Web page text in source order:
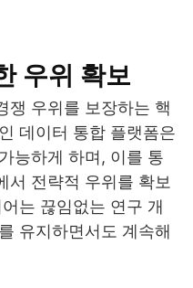
우위 확보
쟁 우위를 보장하는 핵
데이터 통합 플랫폼은
능하게 하며, 이를 통
서 전략적 우위를 확보
는 끊임없는 연구 개
유지하면서도 계속해